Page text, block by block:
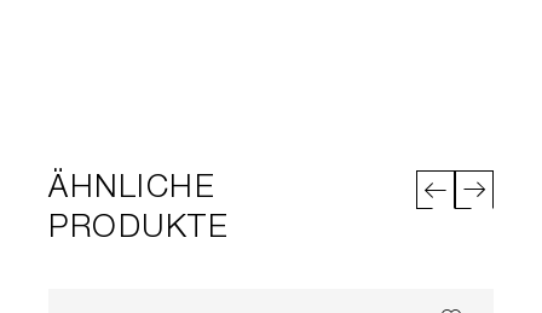
ÄHNLICHE
PRODUKTE